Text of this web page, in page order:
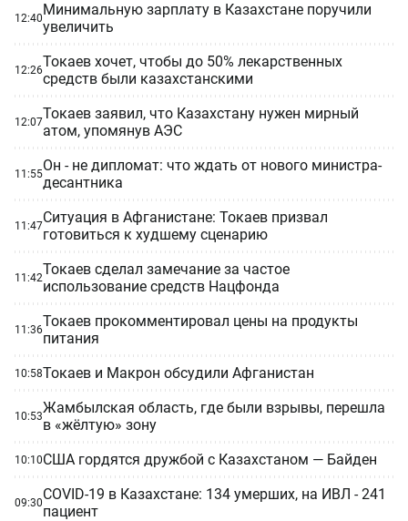
12:40Минимальную зарплату в Казахстане поручили
увеличить
12:26Токаев хочет, чтобы до 50% лекарственных
средств были казахстанскими
12:07Токаев заявил, что Казахстану нужен мирный
атом, упомянув АЭС
11:55Он - не дипломат: что ждать от нового министра-
десантника
11:47Ситуация в Афганистане: Токаев призвал
готовиться к худшему сценарию
11:42Токаев сделал замечание за частое
использование средств Нацфонда
11:36Токаев прокомментировал цены на продукты
питания
10:58Токаев и Макрон обсудили Афганистан
10:53Жамбылская область, где были взрывы, перешла
в «жёлтую» зону
10:10США гордятся дружбой с Казахстаном — Байден
09:30COVID-19 в Казахстане: 134 умерших, на ИВЛ - 241
пациент